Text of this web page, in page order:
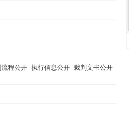
流程公开 执行信息公开 裁判文书公开